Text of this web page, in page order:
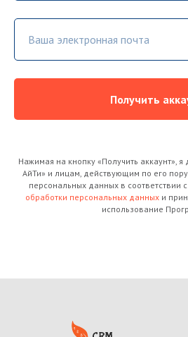
Ваша электронная почта
Получить
Нажимая на кнопку «Получить аккаунт»,
АйТи» и лицам, действующим по его
персональных данных в соответствии с
обработки персональных данныхи
использование